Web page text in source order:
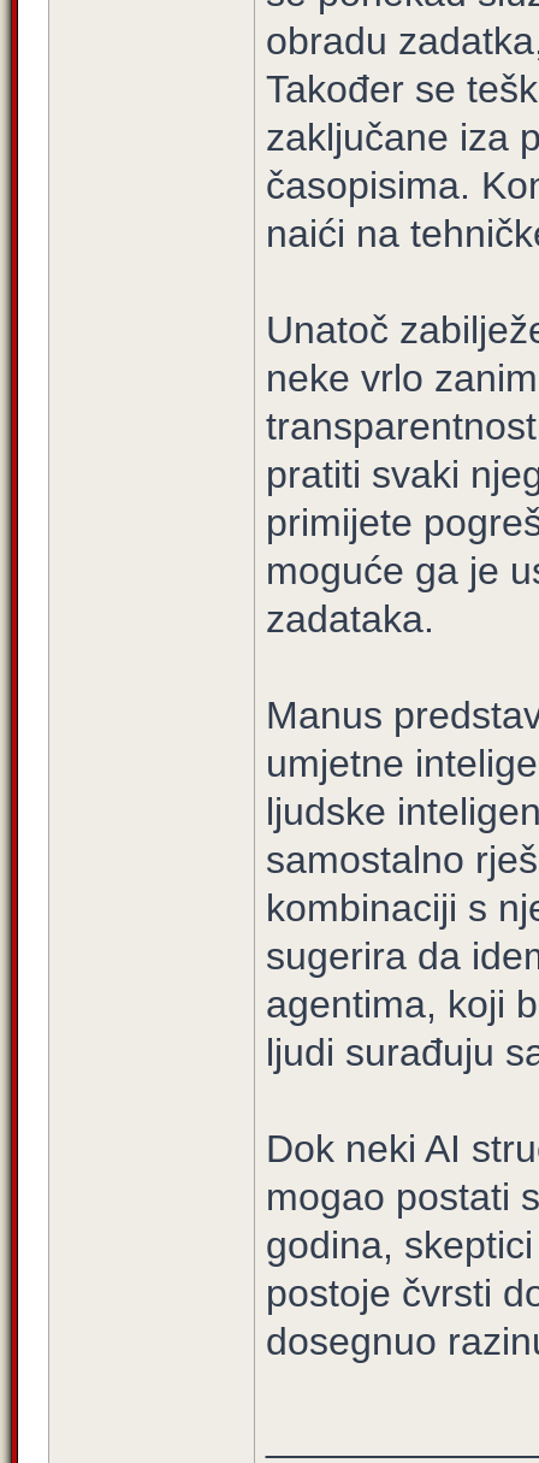
obradu
Također se
zaključane iza
časopisima.
naići na
Unatoč
neke vrlo
pratiti svaki
primijete
moguće ga je
zadataka.
Manus
umjetne
ljudske
samostalno
kombinaciji s
sugerira da
agentima, koji
ljudi surađuju
Dok neki AI
mogao postati
godina,
postoje čvrsti
dosegnuo